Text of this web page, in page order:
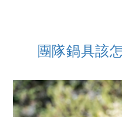
團隊鍋具該